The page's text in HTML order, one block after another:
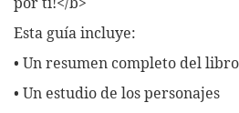
Esta guía incluye:
• Un resumen completo del libro
• Un estudio de los personajes